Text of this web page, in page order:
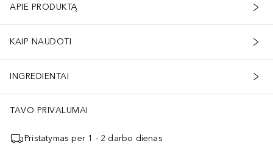
APIE PRODUKTĄ
KAIP NAUDOTI
INGREDIENTAI
TAVO PRIVALUMAI
Pristatymas per 1 - 2 darbo dienas